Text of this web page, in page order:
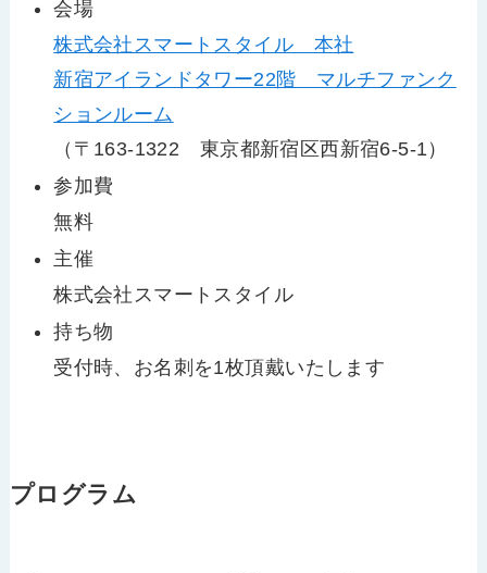
会場
株式会社スマートスタイル 本社
新宿アイランドタワー22階 マルチファンク
ションルーム
（〒163-1322 東京都新宿区西新宿6-5-1）
参加費
無料
主催
株式会社スマートスタイル
持ち物
受付時、お名刺を1枚頂戴いたします
プログラム